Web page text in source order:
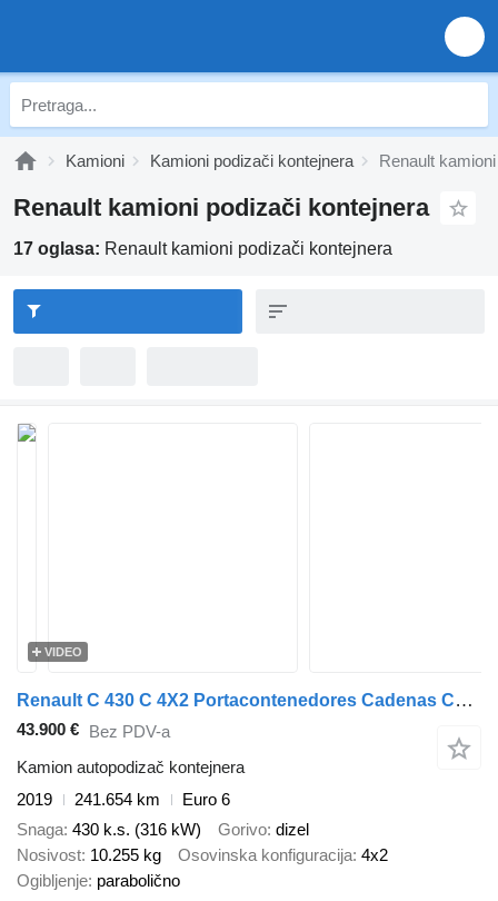
Kamioni Kamioni podizači kontejnera Renault
Renault kamioni podizači kontejnera
17 oglasa: Renault kamioni podizači kontejnera
VIDEO
Renault C 430 C 4X2 Portacontenedores Cadenas Cambio Automático Euro 6
43.900 € Bez PDV-a
Kamion autopodizač kontejnera
2019
241.654 km
Euro 6
Snaga 430 k.s. (316 kW) Gorivo dizel
Nosivost 10.255 kg Osovinska konfiguracija 4x2
Ogibljenje parabolično